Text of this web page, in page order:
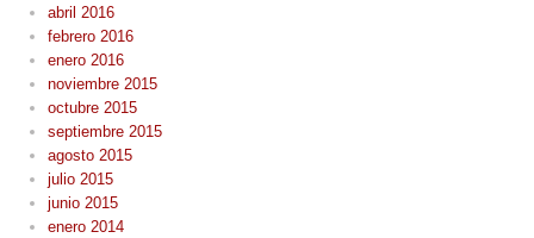
abril 2016
febrero 2016
enero 2016
noviembre 2015
octubre 2015
septiembre 2015
agosto 2015
julio 2015
junio 2015
enero 2014